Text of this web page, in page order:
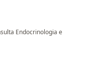
Endocrinologia e